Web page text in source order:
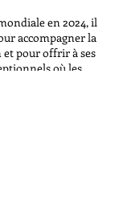
en 2024, il
accompagner la
pour offrir à ses
où les